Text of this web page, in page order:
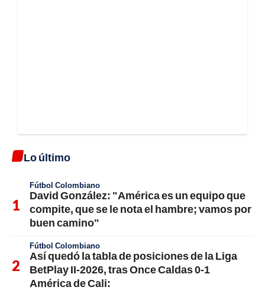
Lo último
Fútbol Colombiano
David González: "América es un equipo que
compite, que se le nota el hambre; vamos por
buen camino"
Fútbol Colombiano
Así quedó la tabla de posiciones de la Liga
BetPlay II-2026, tras Once Caldas 0-1
América de Cali: